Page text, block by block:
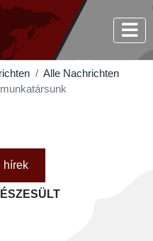
Alle Nachrichten
hírek